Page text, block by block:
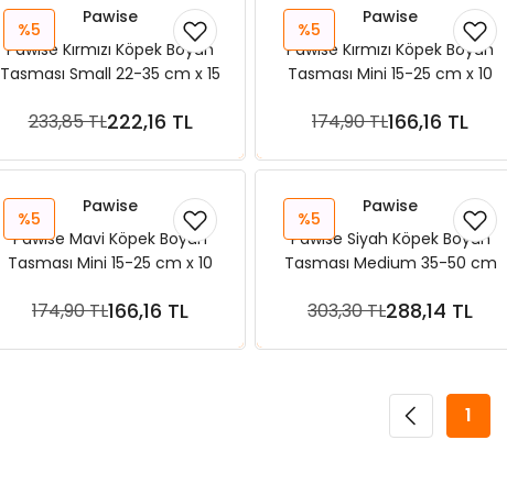
%5
Pawise
Pawise Kırmızı Köpek Boyun
Tasması Small 22-35 cm x 15
233,85 TL222,16 TL
Sepete Ekle
%5
Pawise
Pawise Kırmızı Köpek Boyun
Tasması Mini 15-25 cm x 10
174,90 TL166,16 TL
Sepete Ekle
%5
Pawise
Pawise Mavi Köpek Boyun
Tasması Mini 15-25 cm x 10
174,90 TL166,16 TL
Sepete Ekle
%5
Pawise
Pawise Siyah Köpek Boyun
Tasması Medium 35-50 cm
303,30 TL288,14 TL
Sepete Ekle
1